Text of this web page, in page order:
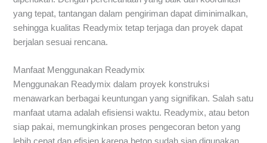
yang tepat, tantangan dalam pengiriman dapat diminimalkan,
sehingga kualitas Readymix tetap terjaga dan proyek dapat
berjalan sesuai rencana.
Manfaat Menggunakan Readymix
Menggunakan Readymix dalam proyek konstruksi
menawarkan berbagai keuntungan yang signifikan. Salah satu
manfaat utama adalah efisiensi waktu. Readymix, atau beton
siap pakai, memungkinkan proses pengecoran beton yang